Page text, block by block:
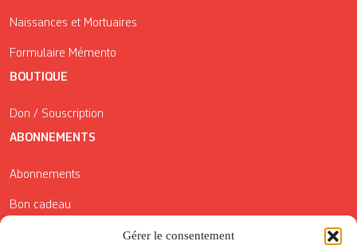
Gérer le consentement
Naissances et Mortuaires
Formulaire Mémento
BOUTIQUE
Don / Souscription
ABONNEMENTS
Abonnements
Bon cadeau
Conditions générales de vente